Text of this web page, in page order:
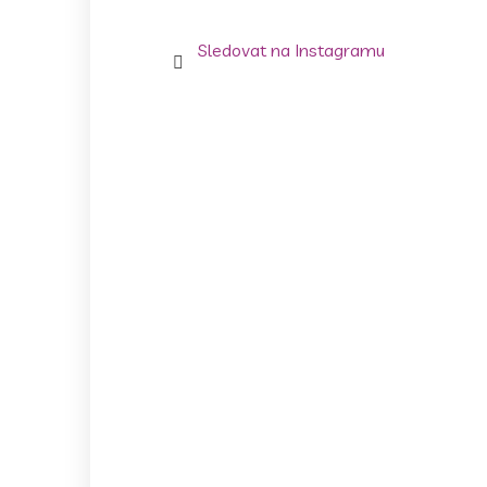
Sledovat na Instagramu